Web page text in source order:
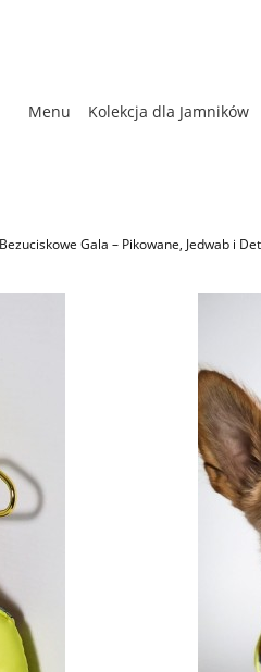
Menu Kolekcja dla Jamników
Gala – Pikowane, Jedwab i